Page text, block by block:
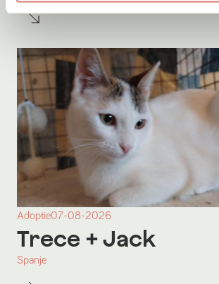
Adoptie07-08-2026
Trece + Jack
Spanje